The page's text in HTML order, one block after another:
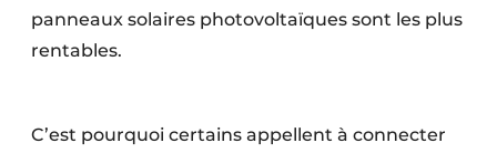
panneaux solaires photovoltaïques sont les plus
rentables.
C’est pourquoi certains appellent à connecter